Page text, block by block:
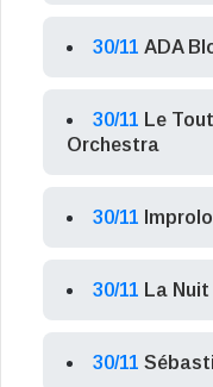
30/11 ADA
30/11 Le
Orchestra
30/11
30/11 La Nuit
30/11